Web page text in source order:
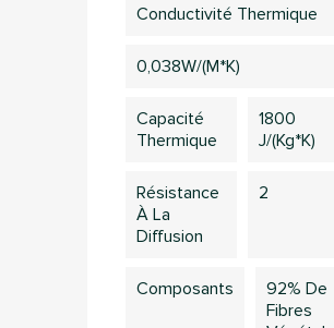
Conductivité Thermique
0,038W/(m*K)
Capacité
Thermique
1800
J/(kg*K)
Résistance
À La
Diffusion
2
Composants
92% De
Fibres